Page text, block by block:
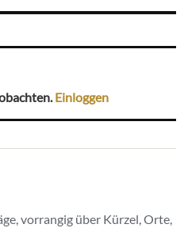
Einloggen
vorrangig über Kürzel, Orte,